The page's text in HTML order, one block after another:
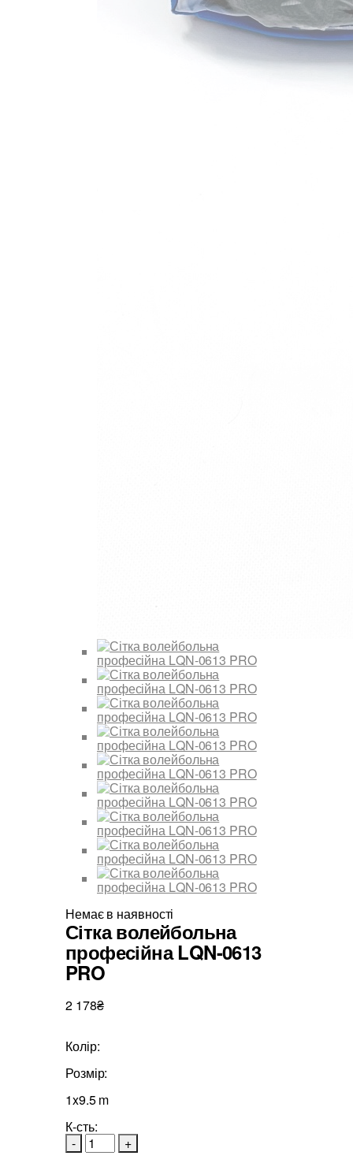
Немає в наявності
Сітка волейбольна
професійна LQN-0613
PRO
2 178₴
Колір:
Розмір:
1x9.5 m
К-сть:
-
+